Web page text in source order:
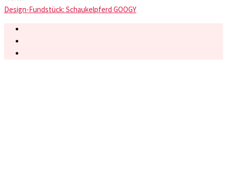
Design-Fundstück: Schaukelpferd GOOGY